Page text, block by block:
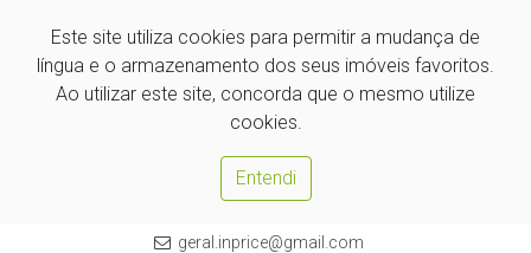
Este site utiliza cookies para permitir a mudança de
língua e o armazenamento dos seus imóveis favoritos.
Ao utilizar este site, concorda que o mesmo utilize
cookies.
Entendi
geral.inprice@gmail.com